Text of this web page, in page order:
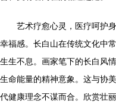
艺术疗愈心灵，医疗呵护
幸福感。长白山在传统文化中
生生不息。画家笔下的长白风
生命能量的精神意象。这与协
代健康理念不谋而合。欣赏壮